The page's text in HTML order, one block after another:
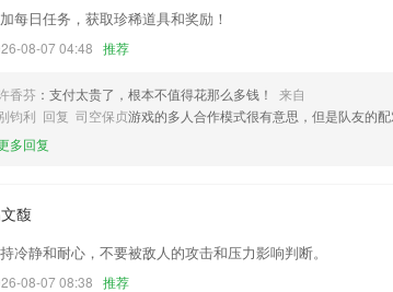
态实时掌握，每一个时段都能展现出来；
型安排
员登录更新了什么?
。这里有招聘信息，四六级成绩查询，就业创业证书查询，甚
充值失败的问题。
了预约功能；
每日任务，获取珍稀道具和奖励！
08-07 04:48 推荐
香芬 ：支付太贵了，根本不值得花那么多钱！
来自
钧利 回复 司空保贞游戏的多人合作模式很有意思，但是队友的配
多回复
馥
冷静和耐心，不要被敌人的攻击和压力影响判断。
08-07 08:38 推荐